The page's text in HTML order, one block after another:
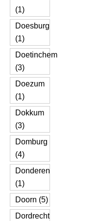
(1)
Doesburg
(1)
Doetinchem
(3)
Doezum
(1)
Dokkum
(3)
Domburg
(4)
Donderen
(1)
Doorn (5)
Dordrecht